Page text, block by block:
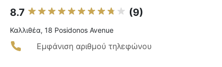
8.7 (9)
Καλλιθέα, 18 Posidonos Avenue
Εμφάνιση αριθμού τηλεφώνου